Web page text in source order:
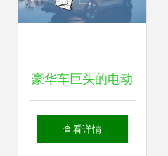
豪华车巨头的电动
汽车转型样本 宝马
查看详情